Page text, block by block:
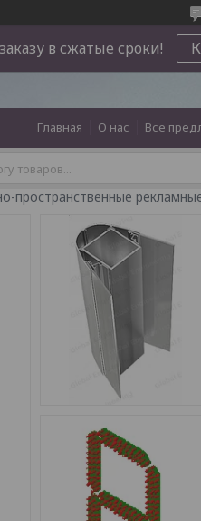
в сжатые сроки!
Главная О нас Все
пространственные